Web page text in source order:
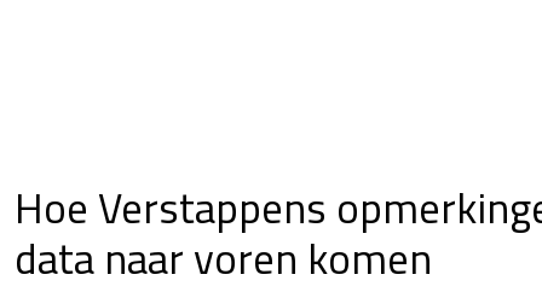
Hoe Verstappens
data naar voren komen